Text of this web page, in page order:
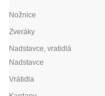
Nožnice
Zveráky
Nadstavce, vratidlá
Nadstavce
Vrátidla